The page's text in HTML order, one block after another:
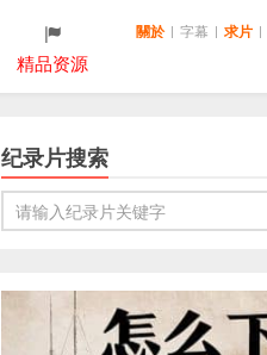
精品资源
關於 | 字幕 | 求片 |
纪录片搜索